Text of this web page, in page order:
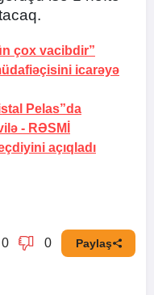
çox vacibdir”
icarəyə
Pelas”da
- RƏSMİ
açıqladı
0 0 Paylaş